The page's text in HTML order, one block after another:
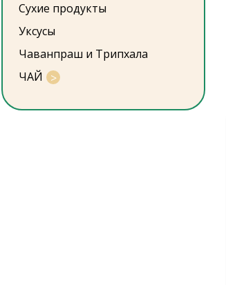
Сухие продукты
Уксусы
Чаванпраш и Трипхала
ЧАЙ